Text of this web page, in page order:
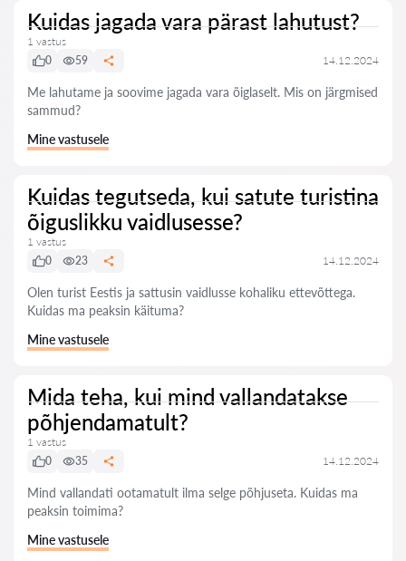
Kuidas jagada vara pärast lahutust?
1 vastus
0
59 14.12.2024
Me lahutame ja soovime jagada vara õiglaselt. Mis on järgmised
sammud?
Mine vastusele
Kuidas tegutseda, kui satute turistina
õiguslikku vaidlusesse?
1 vastus
0
23 14.12.2024
Olen turist Eestis ja sattusin vaidlusse kohaliku ettevõttega.
Kuidas ma peaksin käituma?
Mine vastusele
Mida teha, kui mind vallandatakse
põhjendamatult?
1 vastus
0
35 14.12.2024
Mind vallandati ootamatult ilma selge põhjuseta. Kuidas ma
peaksin toimima?
Mine vastusele